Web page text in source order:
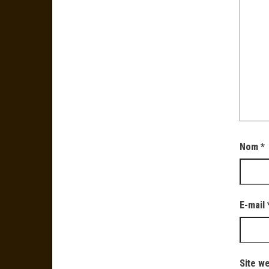
Nom*
E-mail
Site